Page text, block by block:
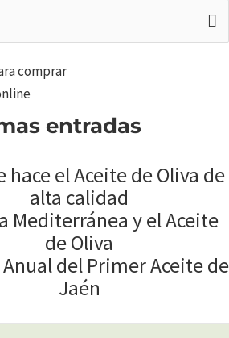
entradas
hace el Aceite de Oliva de
alta calidad
Mediterránea y el Aceite
de Oliva
Anual del Primer Aceite de
Jaén